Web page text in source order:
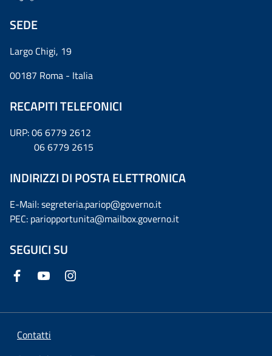
SEDE
Largo Chigi, 19
00187 Roma - Italia
RECAPITI TELEFONICI
URP: 06 6779 2612
06 6779 2615
INDIRIZZI DI POSTA ELETTRONICA
E-Mail: segreteria.pariop@governo.it
PEC: pariopportunita@mailbox.governo.it
SEGUICI SU
Contatti